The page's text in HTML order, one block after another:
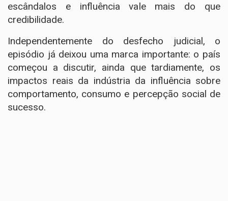
escândalos e influência vale mais do que
credibilidade.
Independentemente do desfecho judicial, o
episódio já deixou uma marca importante: o país
começou a discutir, ainda que tardiamente, os
impactos reais da indústria da influência sobre
comportamento, consumo e percepção social de
sucesso.